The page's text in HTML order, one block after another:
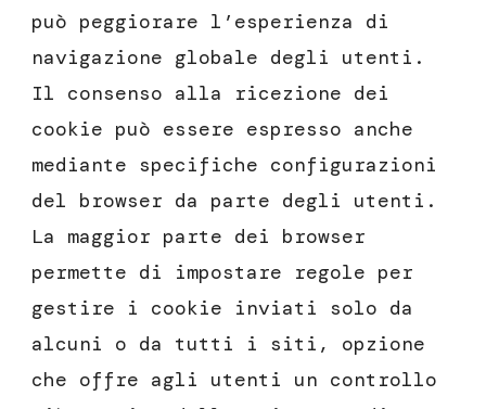
può peggiorare l’esperienza di
navigazione globale degli utenti.
Il consenso alla ricezione dei
cookie può essere espresso anche
mediante specifiche configurazioni
del browser da parte degli utenti.
La maggior parte dei browser
permette di impostare regole per
gestire i cookie inviati solo da
alcuni o da tutti i siti, opzione
che offre agli utenti un controllo